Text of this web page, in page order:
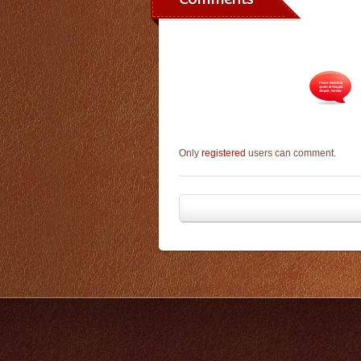
Only registered users can comment.